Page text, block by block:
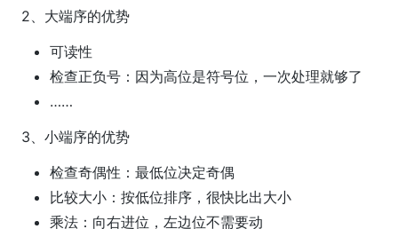
2、大端序的优势
可读性
检查正负号：因为高位是符号位，一次处理就够了
……
3、小端序的优势
检查奇偶性：最低位决定奇偶
比较大小：按低位排序，很快比出大小
乘法：向右进位，左边位不需要动